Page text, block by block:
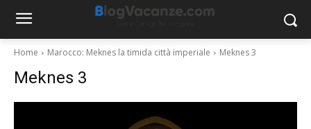
Home Marocco: Meknes la timida città imperiale Meknes 3
Meknes 3